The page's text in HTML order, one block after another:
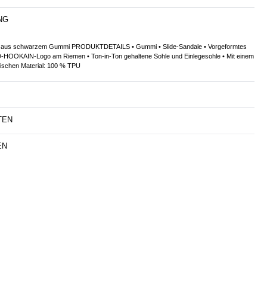
schwarzem Gummi PRODUKTDETAILS • Gummi • Slide-Sandale • Vorgeformtes
HOOKAIN-Logo am Riemen • Ton-in-Ton gehaltene Sohle und Einlegesohle • Mit einem
Material: 100 % TPU